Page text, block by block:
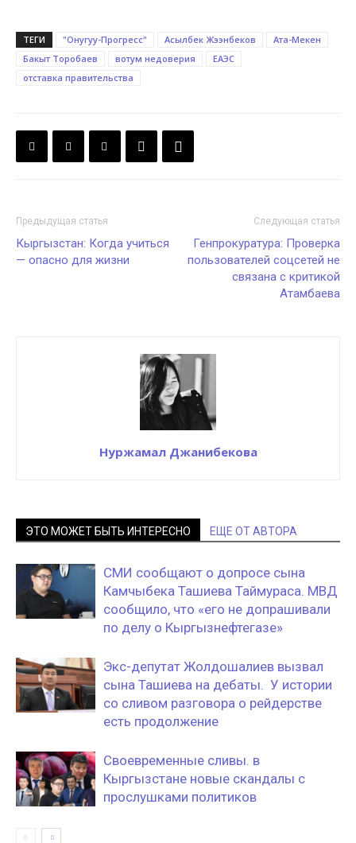
ТЕГИ "Онугуу-Прогресс" Асылбек Жээнбеков
Ата-Мекен
Бакыт Торобаев
вотум недоверия
ЕАЭС
отставка правительства
Предыдущая статья
Кыргызстан: Когда учиться
— опасно для жизни
Следующая статья
Генпрокуратура: Проверка
пользователей соцсетей не
связана с критикой
Атамбаева
Нуржамал Джанибекова
ЭТО МОЖЕТ БЫТЬ ИНТЕРЕСНО ЕЩЕ ОТ АВТОРА
СМИ сообщают о допросе сына
Камчыбека Ташиева Таймураса. МВД
сообщило, что «его не допрашивали
по делу о Кыргызнефтегазе»
Экс-депутат Жолдошалиев вызвал
сына Ташиева на дебаты. У истории
со сливом разговора о рейдерстве
есть продолжение
Своевременные сливы. в
Кыргызстане новые скандалы с
прослушками политиков